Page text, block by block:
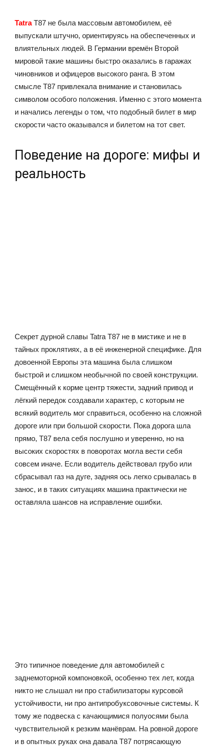
TatraT87 не была массовым автомобилем, её
выпускали штучно, ориентируясь на обеспеченных и
влиятельных людей. В Германии времён Второй
мировой такие машины быстро оказались в гаражах
чиновников и офицеров высокого ранга. В этом
смысле T87 привлекала внимание и становилась
символом особого положения. Именно с этого момента
и начались легенды о том, что подобный билет в мир
скорости часто оказывался и билетом на тот свет.
Поведение на дороге: мифы и
реальность
Секрет дурной славы Tatra T87 не в мистике и не в
тайных проклятиях, а в её инженерной специфике. Для
довоенной Европы эта машина была слишком
быстрой и слишком необычной по своей конструкции.
Смещённый к корме центр тяжести, задний привод и
лёгкий передок создавали характер, с которым не
всякий водитель мог справиться, особенно на сложной
дороге или при большой скорости. Пока дорога шла
прямо, T87 вела себя послушно и уверенно, но на
высоких скоростях в поворотах могла вести себя
совсем иначе. Если водитель действовал грубо или
сбрасывал газ на дуге, задняя ось легко срывалась в
занос, и в таких ситуациях машина практически не
оставляла шансов на исправление ошибки.
Это типичное поведение для автомобилей с
заднемоторной компоновкой, особенно тех лет, когда
никто не слышал ни про стабилизаторы курсовой
устойчивости, ни про антипробуксовочные системы. К
тому же подвеска с качающимися полуосями была
чувствительной к резким манёврам. На ровной дороге
и в опытных руках она давала T87 потрясающую